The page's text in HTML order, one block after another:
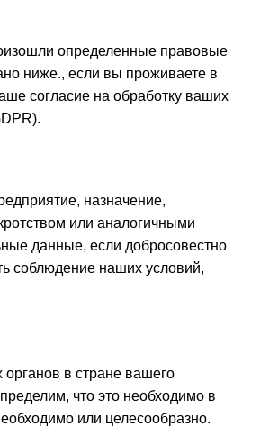
определенные правовые
ниже., если вы проживаете в
согласие на обработку ваших
назначение,
или аналогичными
данные, если добросовестно
соблюдение наших условий,
в стране вашего
что это необходимо в
или целесообразно.